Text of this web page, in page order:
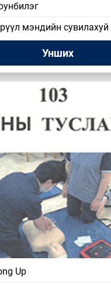
мэндийн сувилахуй
Унших
Up